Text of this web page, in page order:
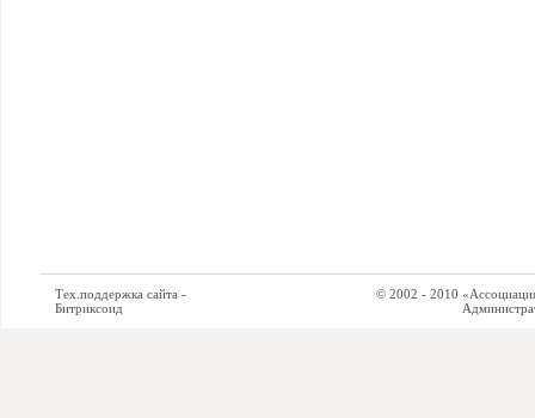
Тех.поддержка сайта -
Битриксоид
© 2002 - 2010 «Ассоциация